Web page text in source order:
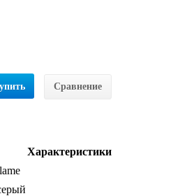
Сравнение
Характеристики